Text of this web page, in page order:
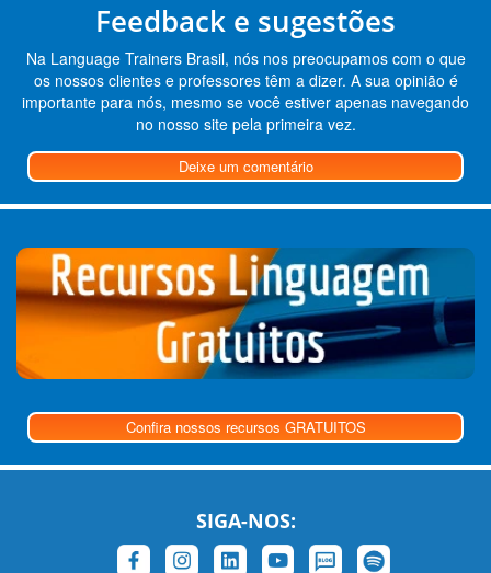
Feedback e sugestões
Na Language Trainers Brasil, nós nos preocupamos com o que
os nossos clientes e professores têm a dizer. A sua opinião é
importante para nós, mesmo se você estiver apenas navegando
no nosso site pela primeira vez.
Deixe um comentário
Confira nossos recursos GRATUITOS
SIGA-NOS: